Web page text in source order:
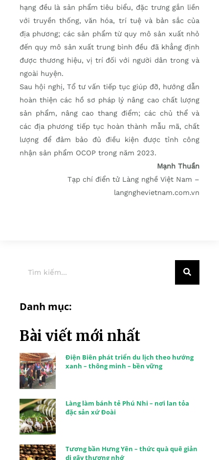
hạng đều là sản phẩm tiêu biểu, đặc trưng gắn liền
với truyền thống, văn hóa, trí tuệ và bản sắc của
địa phương; các sản phẩm từ quy mô sản xuất nhỏ
đến quy mô sản xuất trung bình đều đã khẳng định
được thương hiệu, vị trí đối với người dân trong và
ngoài huyện.
Sau hội nghị, Tổ tư vấn tiếp tục giúp đỡ, hướng dẫn
hoàn thiện các hồ sơ pháp lý nâng cao chất lượng
sản phẩm, nâng cao thang điểm; các chủ thể và
các địa phương tiếp tục hoàn thành mẫu mã, chất
lượng để đảm bảo đủ điều kiện được tỉnh công
nhận sản phẩm OCOP trong năm 2023.
Mạnh Thuần
Tạp chí điển tử Làng nghề Việt Nam –
langnghevietnam.com.vn
Danh mục:
Bài viết mới nhất
Điện Biên phát triển du lịch theo hướng
xanh – thông minh – bền vững
Làng làm bánh tẻ Phú Nhi – nơi lan tỏa
đặc sản xứ Đoài
Tương bần Hưng Yên – thức quà quê giản
dị gây thương nhớ